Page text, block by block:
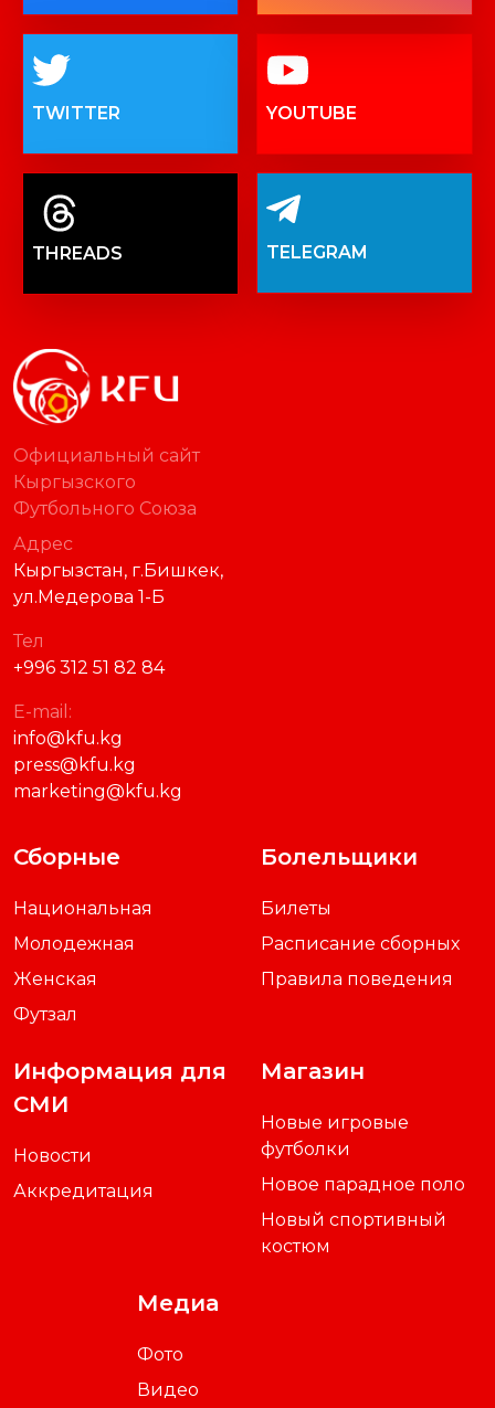
TWITTER YOUTUBE
THREADS TELEGRAM
Официальный сайт
Кыргызского
Футбольного Союза
Адрес
Кыргызстан, г.Бишкек,
ул.Медерова 1-Б
Тел
+996 312 51 82 84
E-mail:
info@kfu.kg
press@kfu.kg
marketing@kfu.kg
Сборные
Национальная
Молодежная
Женская
Футзал
Болельщики
Билеты
Расписание сборных
Правила поведения
Информация для
СМИ
Новости
Аккредитация
Магазин
Новые игровые
футболки
Новое парадное поло
Новый спортивный
костюм
Медиа
Фото
Видео